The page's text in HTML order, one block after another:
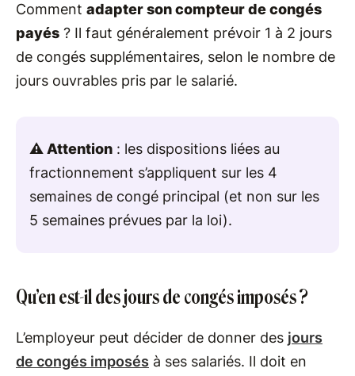
Comment adapter son compteur de congés
payés ? Il faut généralement prévoir 1 à 2 jours
de congés supplémentaires, selon le nombre de
jours ouvrables pris par le salarié.
⚠️ Attention : les dispositions liées au
fractionnement s’appliquent sur les 4
semaines de congé principal (et non sur les
5 semaines prévues par la loi).
Qu’en est-il des jours de congés imposés ?
L’employeur peut décider de donner des jours
de congés imposés à ses salariés. Il doit en